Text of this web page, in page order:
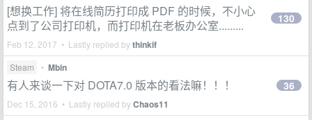
[想换工作] 将在线简历打印成 PDF 的时候，不小心
点到了公司打印机，而打印机在老板办公室.........
Feb 12, 2017 • Lastly replied bythinkif
130
Steam • Mbin
有人来谈一下对 DOTA7.0 版本的看法嘛！！！
Dec 15, 2016 • Lastly replied byChaos11
36